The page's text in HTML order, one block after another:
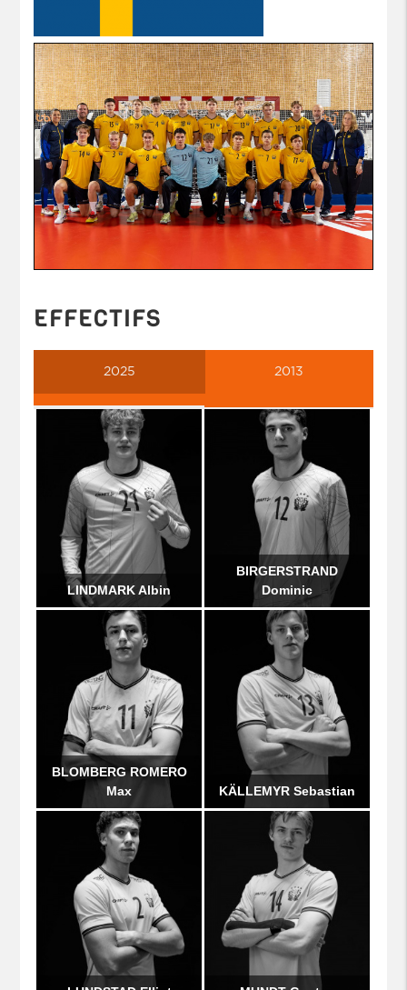
EFFECTIFS
2025 2013
LINDMARK Albin
BIRGERSTRAND
Dominic
BLOMBERG ROMERO
Max
KÄLLEMYR Sebastian